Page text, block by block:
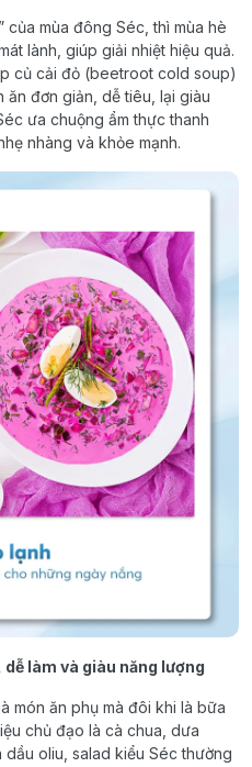
của mùa đông Séc, thì mùa hè
lành, giúp giải nhiệt hiệu quả.
củ cải đỏ (beetroot cold soup)
ăn đơn giản, dễ tiêu, lại giàu
ưa chuộng ẩm thực thanh
nhàng và khỏe mạnh.
làm và giàu năng lượng
món ăn phụ mà đôi khi là bữa
chủ đạo là cà chua, dưa
oliu, salad kiểu Séc thường